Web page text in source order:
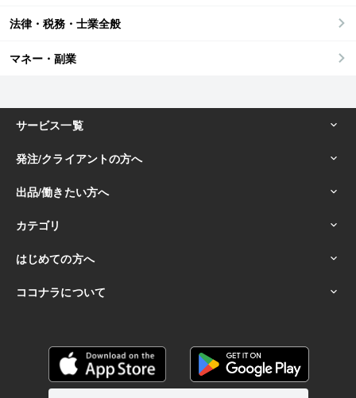
法律・税務・士業全般
マネー・副業